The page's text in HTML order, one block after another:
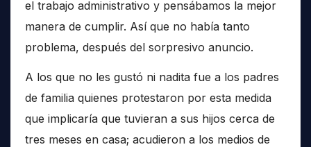
el trabajo administrativo y pensábamos la mejor
manera de cumplir. Así que no había tanto
problema, después del sorpresivo anuncio.
A los que no les gustó ni nadita fue a los padres
de familia quienes protestaron por esta medida
que implicaría que tuvieran a sus hijos cerca de
tres meses en casa; acudieron a los medios de